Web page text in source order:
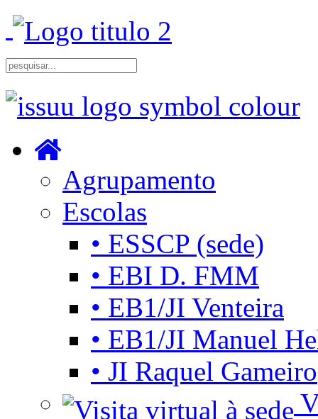
Agrupamento
Escolas
• ESSCP (sede)
• EBI D. FMM
• EB1/JI Venteira
• EB1/JI Manuel
• JI Raquel Gameiro